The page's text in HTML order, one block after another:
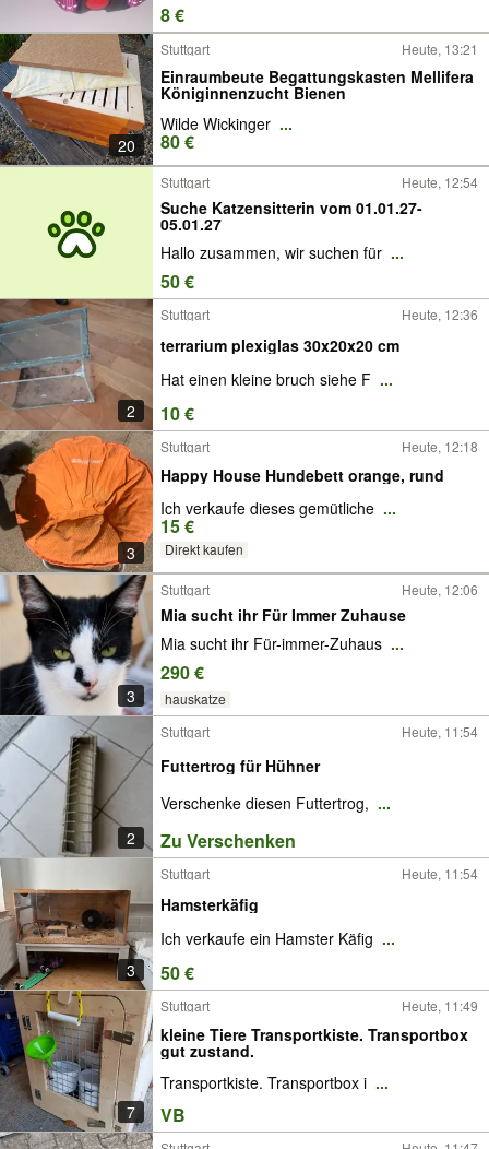
8 €
20
Stuttgart Heute, 13:21
Einraumbeute Begattungskasten Mellifera
Königinnenzucht Bienen
Wilde Wickinger ...
80 €
Stuttgart Heute, 12:54
Suche Katzensitterin vom 01.01.27-
05.01.27
Hallo zusammen, wir suchen für ...
50 €
2
Stuttgart Heute, 12:36
terrarium plexiglas 30x20x20 cm
Hat einen kleine bruch siehe F ...
10 €
3
Stuttgart Heute, 12:18
Happy House Hundebett orange, rund
Ich verkaufe dieses gemütliche ...
15 €
Direkt kaufen
3
Stuttgart Heute, 12:06
Mia sucht ihr Für Immer Zuhause
Mia sucht ihr Für-immer-Zuhaus ...
290 €
hauskatze
2
Stuttgart Heute, 11:54
Futtertrog für Hühner
Verschenke diesen Futtertrog, ...
Zu Verschenken
3
Stuttgart Heute, 11:54
Hamsterkäfig
Ich verkaufe ein Hamster Käfig ...
50 €
7
Stuttgart Heute, 11:49
kleine Tiere Transportkiste. Transportbox
gut zustand.
Transportkiste. Transportbox i ...
VB